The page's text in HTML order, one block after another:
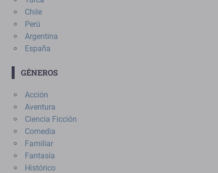
Chile
Perú
Argentina
España
GÉNEROS
Acción
Aventura
Ciencia Ficción
Comedia
Familiar
Fantasía
Histórico